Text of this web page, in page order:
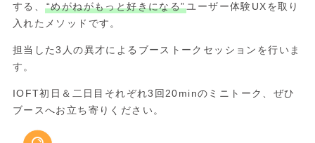
する、“めがねがもっと好きになる”ユーザー体験UXを取り
入れたメソッドです。
担当した3人の異才によるブーストークセッションを行いま
す。
IOFT初日＆二日目それぞれ3回20minのミニトーク、ぜひ
ブースへお立ち寄りください。